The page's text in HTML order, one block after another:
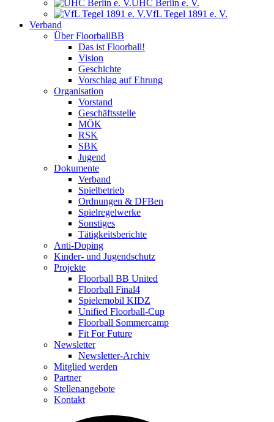
UHC Berlin e. V.
VfL Tegel 1891 e. V.
Verband
Über FloorballBB
Das ist Floorball!
Vision
Geschichte
Vorschlag auf Ehrung
Organisation
Vorstand
Geschäftsstelle
MÖK
RSK
SBK
Jugend
Dokumente
Verband
Spielbetrieb
Ordnungen & DFBen
Spielregelwerke
Sonstiges
Tätigkeitsberichte
Anti-Doping
Kinder- und Jugendschutz
Projekte
Floorball BB United
Floorball Final4
Spielemobil KIDZ
Unified Floorball-Cup
Floorball Sommercamp
Fit For Future
Newsletter
Newsletter-Archiv
Mitglied werden
Partner
Stellenangebote
Kontakt